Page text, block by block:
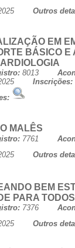
2025 Outros
EM
BÁSICO E
8013
2025 Inscrições:
MALÊS
7761
2025 Outros
BEM
PARA TODOS
7376
2025 Outros